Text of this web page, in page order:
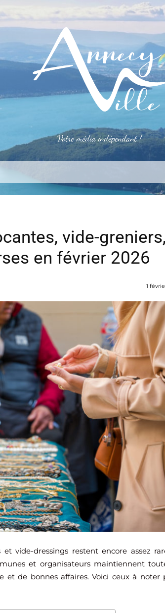
Votre média indépendant !
vide-greniers,
en février 2026
1
vide-dressings restent encore assez
et organisateurs maintiennent
et de bonnes affaires. Voici ceux à noter